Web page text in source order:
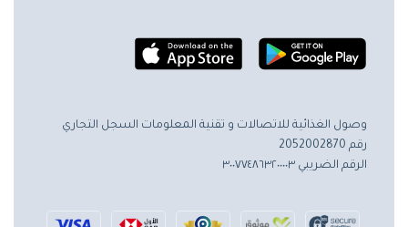
وصول الغذائية للاتصالات و تقنية المعلومات السجل التجاري
رقم 2052002870
الرقم الضريبي ٣٠٠٧٧٤٨٦٣٢٠٠٠٠٣